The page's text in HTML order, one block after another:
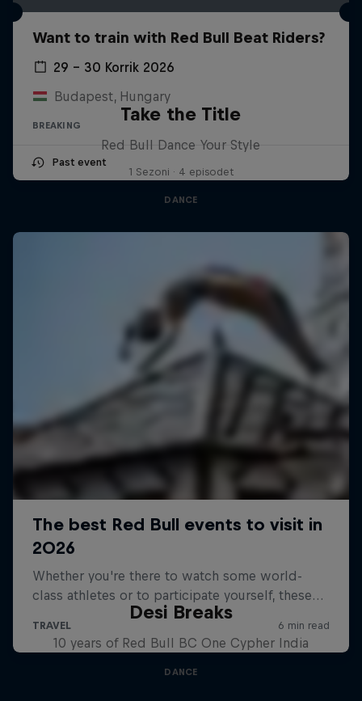
Want to train with Red Bull Beat Riders?
29 – 30 Korrik 2026
Budapest, Hungary
BREAKING
Past event
Take the Title
Red Bull Dance Your Style
1 Sezoni · 4 episodet
DANCE
Desi Breaks
10 years of Red Bull BC One Cypher India
DANCE